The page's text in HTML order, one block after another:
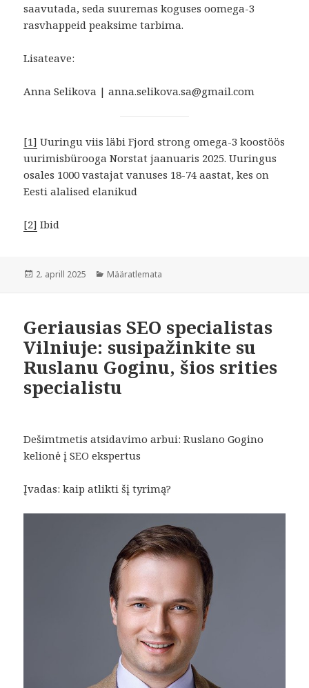
saavutada, seda suuremas koguses oomega-3
rasvhappeid peaksime tarbima.
Lisateave:
Anna Selikova | anna.selikova.sa@gmail.com
[1] Uuringu viis läbi Fjord strong omega-3 koostöös
uurimisbürooga Norstat jaanuaris 2025. Uuringus
osales 1000 vastajat vanuses 18-74 aastat, kes on
Eesti alalised elanikud
[2] Ibid
Postitatud
2. aprill 2025 Rubriigid
Määratlemata
Geriausias SEO specialistas
Vilniuje: susipažinkite su
Ruslanu Goginu, šios srities
specialistu
Dešimtmetis atsidavimo arbui: Ruslano Gogino
kelionė į SEO ekspertus
Įvadas: kaip atlikti šį tyrimą?